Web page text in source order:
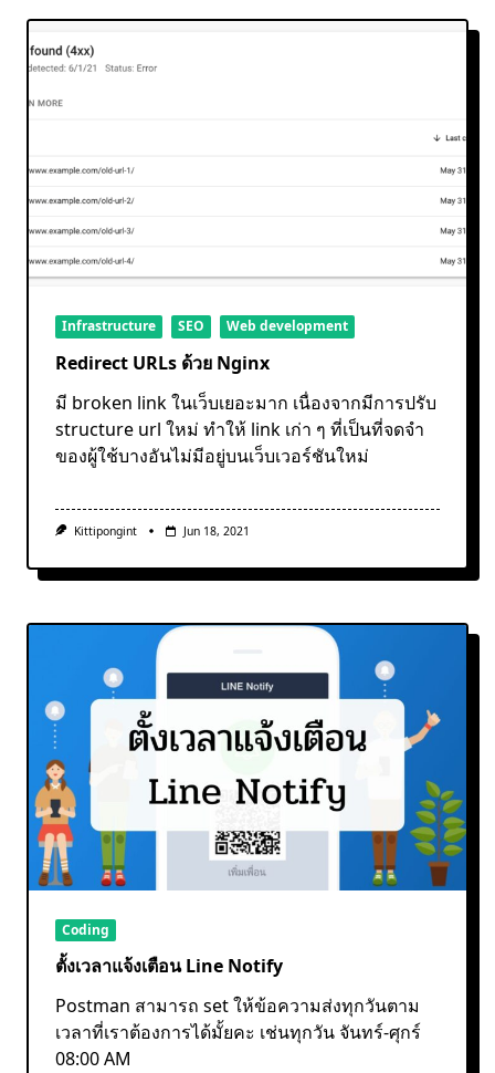
Infrastructure SEO Web development
Redirect URLs ด้วย Nginx
มี broken link ในเว็บเยอะมาก เนื่องจากมีการปรับ
structure url ใหม่ ทำให้ link เก่า ๆ ที่เป็นที่จดจำ
ของผู้ใช้บางอันไม่มีอยู่บนเว็บเวอร์ชันใหม่
Kittipongint Jun 18, 2021
Coding
ตั้งเวลาแจ้งเตือน Line Notify
Postman สามารถ set ให้ข้อความส่งทุกวันตาม
เวลาที่เราต้องการได้มั้ยคะ เช่นทุกวัน จันทร์-ศุกร์
08:00 AM